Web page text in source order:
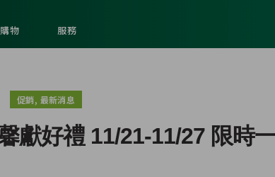
購物 服務
促銷, 最新消息
獻好禮 11/21-11/27 限時